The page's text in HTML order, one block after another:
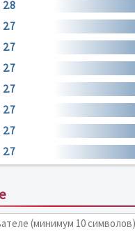
2.8
2.7
2.7
2.7
2.7
2.7
2.7
2.7